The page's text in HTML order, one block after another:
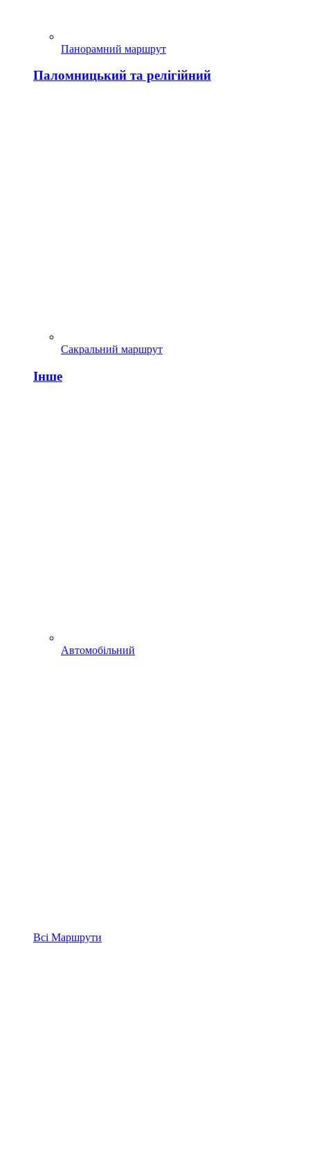
Панорамний маршрут
Паломницький та релігійний
Сакральний маршрут
Інше
Автомобільний
Всі Маршрути